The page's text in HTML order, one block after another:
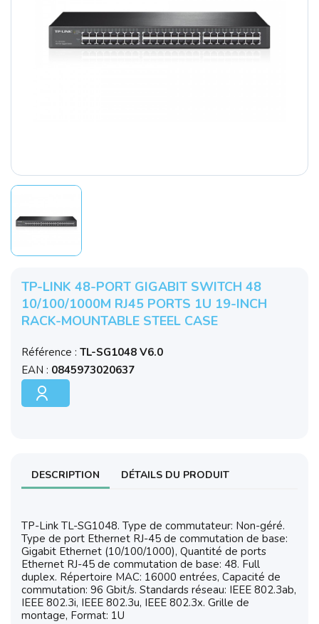
TP-LINK 48-PORT GIGABIT SWITCH 48
10/100/1000M RJ45 PORTS 1U 19-INCH
RACK-MOUNTABLE STEEL CASE
Référence : TL-SG1048 V6.0
EAN : 0845973020637
DESCRIPTION DÉTAILS DU PRODUIT
TP-Link TL-SG1048. Type de commutateur: Non-géré.
Type de port Ethernet RJ-45 de commutation de base:
Gigabit Ethernet (10/100/1000), Quantité de ports
Ethernet RJ-45 de commutation de base: 48. Full
duplex. Répertoire MAC: 16000 entrées, Capacité de
commutation: 96 Gbit/s. Standards réseau: IEEE 802.3ab,
IEEE 802.3i, IEEE 802.3u, IEEE 802.3x. Grille de
montage, Format: 1U